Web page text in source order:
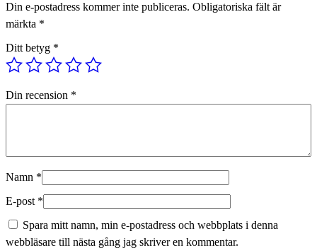
Din e-postadress kommer inte publiceras. Obligatoriska fält är
märkta *
Ditt betyg *
Din recension *
Namn *
E-post *
Spara mitt namn, min e-postadress och webbplats i denna
webbläsare till nästa gång jag skriver en kommentar.